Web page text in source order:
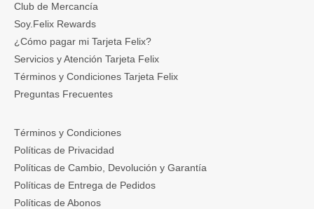
Club de Mercancía
Soy.Felix Rewards
¿Cómo pagar mi Tarjeta Felix?
Servicios y Atención Tarjeta Felix
Términos y Condiciones Tarjeta Felix
Preguntas Frecuentes
Términos y Condiciones
Políticas de Privacidad
Políticas de Cambio, Devolución y Garantía
Políticas de Entrega de Pedidos
Políticas de Abonos